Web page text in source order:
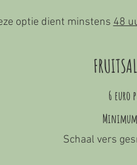
optie dient minstens 48
6 euro
Schaal vers